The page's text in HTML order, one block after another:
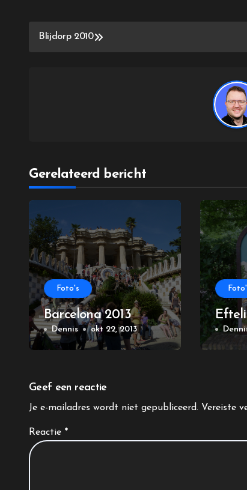
Bericht
Blijdorp 2010
Gerelateerd bericht
Foto's
Barcelona 2013
Dennis okt 22, 2013
Geef een reactie
Je e-mailadres wordt niet gepubliceerd. Vereiste
Reactie *